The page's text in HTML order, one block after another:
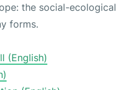
the social-ecological
forms.
(English)